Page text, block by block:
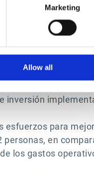
Marketing
Allow all
2023
de la
con un margen
inversión
esfuerzos para
en
los gastos